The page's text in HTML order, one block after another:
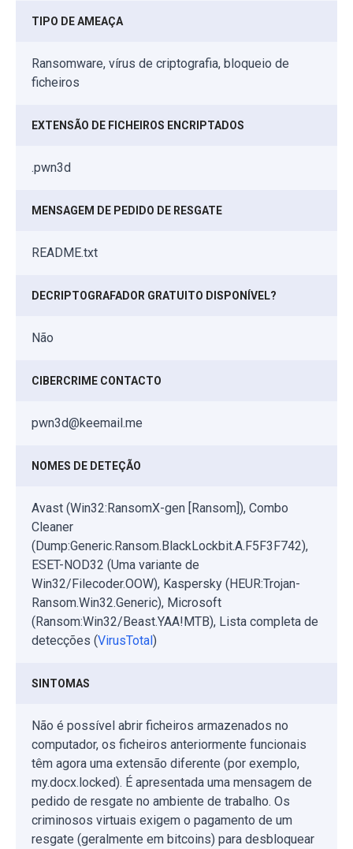
TIPO DE AMEAÇA
Ransomware, vírus de criptografia, bloqueio de
ficheiros
EXTENSÃO DE FICHEIROS ENCRIPTADOS
.pwn3d
MENSAGEM DE PEDIDO DE RESGATE
README.txt
DECRIPTOGRAFADOR GRATUITO DISPONÍVEL?
Não
CIBERCRIME CONTACTO
pwn3d@keemail.me
NOMES DE DETEÇÃO
Avast (Win32:RansomX-gen [Ransom]), Combo
Cleaner
(Dump:Generic.Ransom.BlackLockbit.A.F5F3F742),
ESET-NOD32 (Uma variante de
Win32/Filecoder.OOW), Kaspersky (HEUR:Trojan-
Ransom.Win32.Generic), Microsoft
(Ransom:Win32/Beast.YAA!MTB), Lista completa de
detecções (VirusTotal)
SINTOMAS
Não é possível abrir ficheiros armazenados no
computador, os ficheiros anteriormente funcionais
têm agora uma extensão diferente (por exemplo,
my.docx.locked). É apresentada uma mensagem de
pedido de resgate no ambiente de trabalho. Os
criminosos virtuais exigem o pagamento de um
resgate (geralmente em bitcoins) para desbloquear